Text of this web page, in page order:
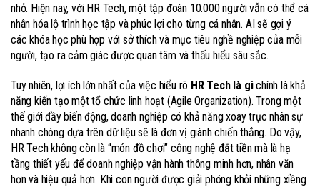
nhỏ. Hiện nay, với HR Tech, một tập đoàn 10.000 người vẫn có thể cá
nhân hóa lộ trình học tập và phúc lợi cho từng cá nhân. AI sẽ gợi ý
các khóa học phù hợp với sở thích và mục tiêu nghề nghiệp của mỗi
người, tạo ra cảm giác được quan tâm và thấu hiểu sâu sắc.
Tuy nhiên, lợi ích lớn nhất của việc hiểu rõ HR Tech là gìchính là khả
năng kiến tạo một tổ chức linh hoạt (Agile Organization). Trong một
thế giới đầy biến động, doanh nghiệp có khả năng xoay trục nhân sự
nhanh chóng dựa trên dữ liệu sẽ là đơn vị giành chiến thắng. Do vậy,
HR Tech không còn là “món đồ chơi” công nghệ đắt tiền mà là hạ
tầng thiết yếu để doanh nghiệp vận hành thông minh hơn, nhân văn
hơn và hiệu quả hơn. Khi con người được giải phóng khỏi những xiềng